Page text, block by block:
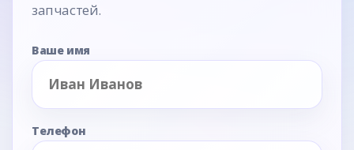
запчастей.
Ваше имя
Телефон